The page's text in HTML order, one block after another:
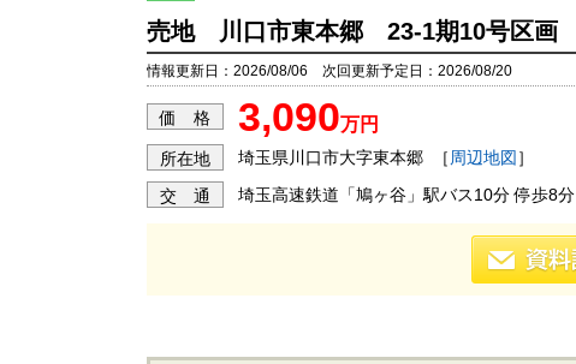
売地 川口市東本郷 23-1期10号区画
情報更新日：2026/08/06 次回更新予定日：2026/08/20
価 格 3,090万円
所在地 埼玉県川口市大字東本郷 ［ 周辺地図］
交 通 埼玉高速鉄道「鳩ヶ谷」駅バス10分 停歩8分
お知らせ
千葉本店
松戸支店
成田支店
沖縄支店
現地販売会情報
松戸支店
成田支店
沖縄支店